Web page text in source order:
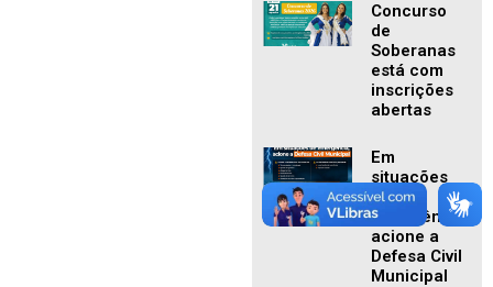
Concurso
de
Soberanas
está com
inscrições
abertas
Em
situações
de
emergência,
acione a
Defesa Civil
Municipal